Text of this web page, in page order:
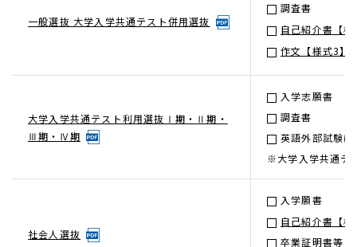
一般選抜 大学入学共通テスト併用選抜
調査書
自己紹介書【
作文【様式3】
大学入学共通テスト利用選抜Ⅰ期・Ⅱ期・
Ⅲ期・Ⅳ期
入学志願書
調査書
英語外部試験
※大学入学共通テ
社会人選抜
入学願書
自己紹介書【
卒業証明書等